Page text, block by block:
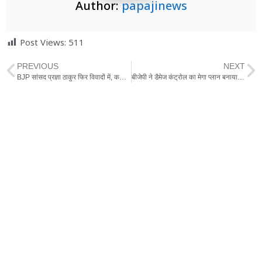
Author:papajinews
Post Views: 511
PREVIOUS
BJP सांसद प्रज्ञा ठाकुर फिर विवादों में, कहा- राष्ट्र की रक्षा के लिए ज्यादा बच्चे पैदा करें क्षत्रिय
NEXT
बीजेपी ने डैमेज कंट्राेल का मेगा प्लान बनाया, 15 व 16 दिसंबर को प्रदेश में 7 किसान सम्मेलन